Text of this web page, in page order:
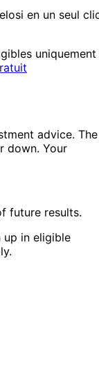
en un seul
uniquement
advice. The
down. Your
future results.
up in eligible